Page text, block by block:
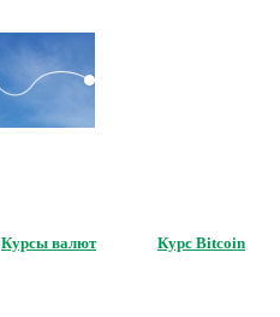
Курсы валют Курс Bitcoin